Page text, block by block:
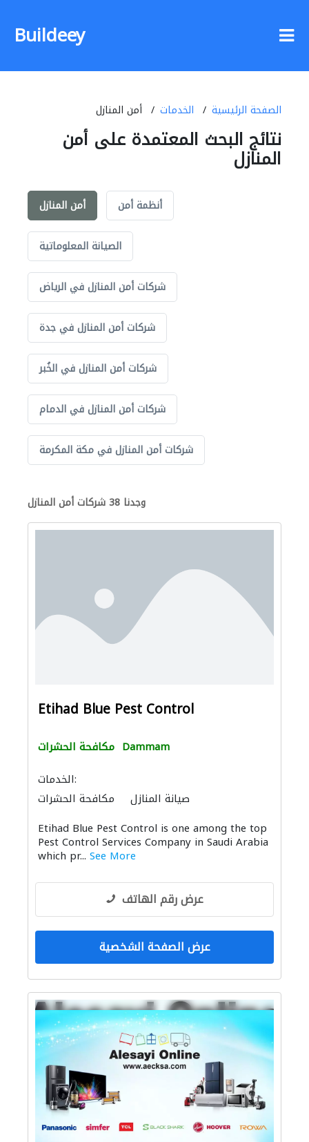
Buildeey
الصفحة الرئيسية الخدمات أمن المنازل
نتائج البحث المعتمدة على أمن
المنازل
أمن المنازل أنظمة أمن
الصيانة المعلوماتية
شركات أمن المنازل في الرياض
شركات أمن المنازل في جدة
شركات أمن المنازل في الخُبر
شركات أمن المنازل في الدمام
شركات أمن المنازل في مكة المكرمة
وجدنا 38 شركات أمن المنازل
Etihad Blue Pest Control
مكافحة الحشرات Dammam
الخدمات:
مكافحة الحشرات
صيانة المنازل
حدّاد أقفال الأشغال الصحية والسباكة
الصيانة الكهربائية أمن المنازل
خدمات النقل
Etihad Blue Pest Control is one among the top
Pest Control Services Company in Saudi Arabia
which pr... See More
عرض رقم الهاتف
عرض الصفحة الشخصية